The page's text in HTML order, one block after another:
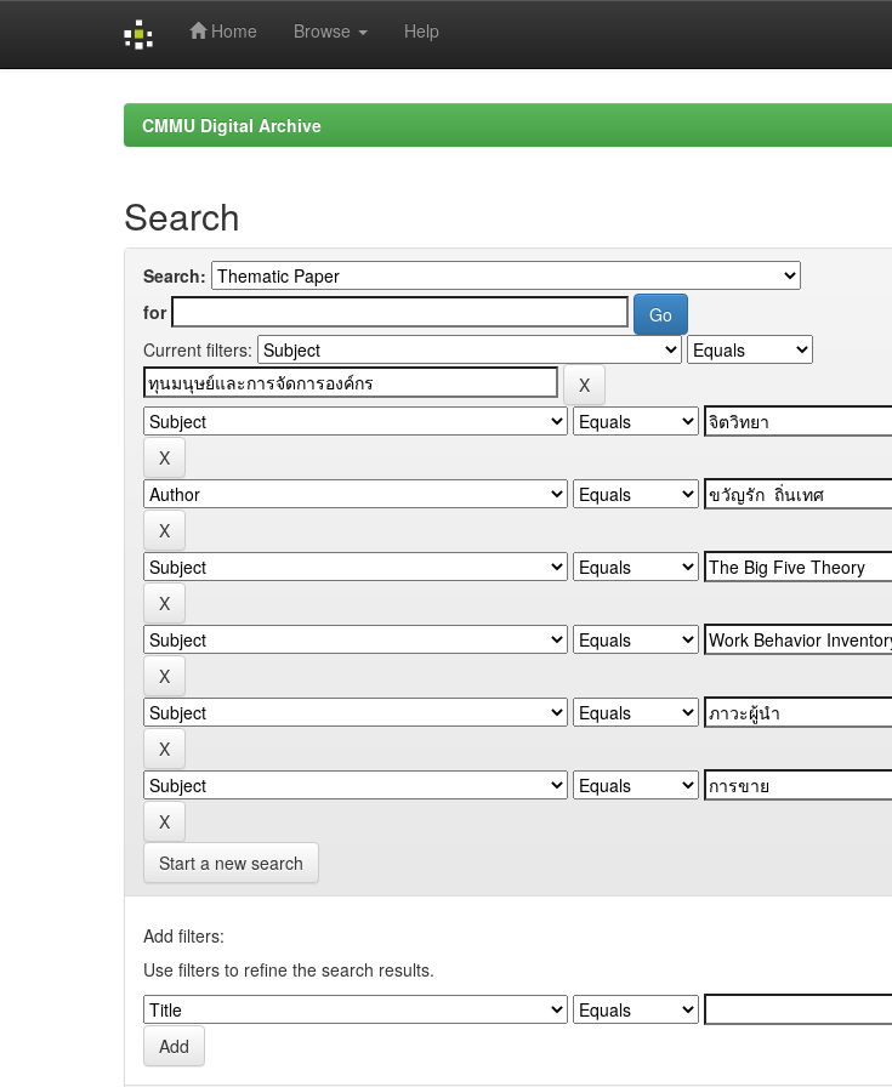
Home Browse Help
CMMU Digital Archive
Search
Search:
for
Current filters:
Start a new search
Add filters:
Use filters to refine the search results.